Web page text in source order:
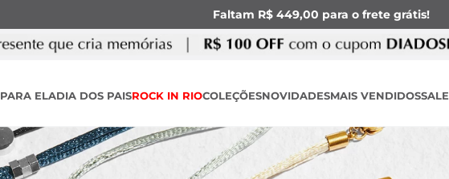
Faltam R$ 449,00 para o frete grátis!
PARA ELADIA DOS PAISROCK IN RIOCOLEÇÕESNOVIDADESMAIS VENDIDOSSALE